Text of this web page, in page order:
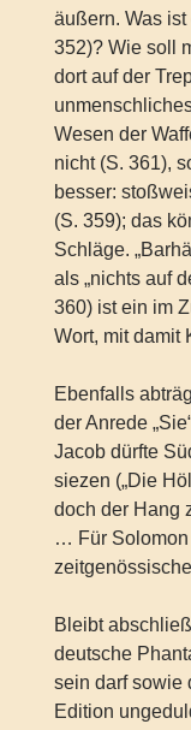
äußern. Was ist
352)? Wie soll
dort auf der
Wesen der
nicht (S. 361),
besser:
(S. 359); das
Schläge.
als „nichts auf
360) ist ein im
Wort, mit damit
Ebenfalls
der Anrede
Jacob dürfte
siezen („Die
doch der Hang
… Für Solomon
Bleibt
deutsche
sein darf sowie
Edition